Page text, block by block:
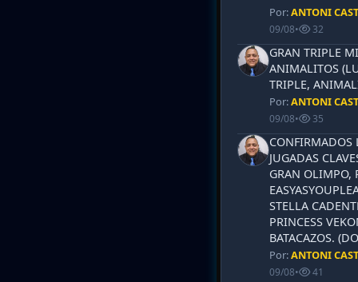
Por:ANTONI
09/08• 32
GRAN TRIPLE
ANIMALITOS
TRIPLE,
Por:ANTONI
09/08• 35
CONFIRMADOS
JUGADAS
GRAN OLIMPO,
STELLA
PRINCESS
BATACAZOS.
Por:ANTONI
09/08• 41